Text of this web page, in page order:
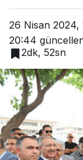
26 Nisan 2024,
20:44
2dk, 52sn
Devam